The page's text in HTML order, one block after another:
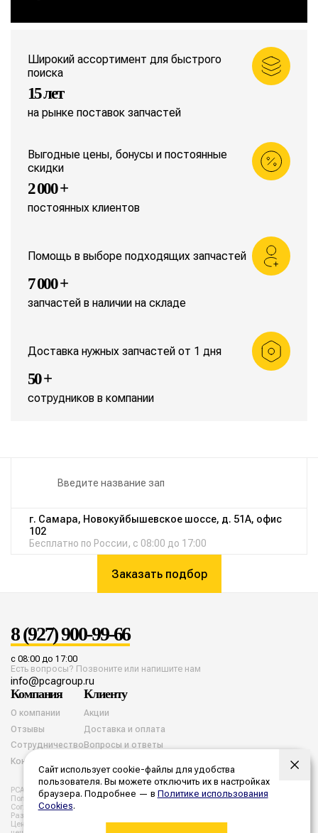
Широкий ассортимент для быстрого
поиска
15 лет
на рынке поставок запчастей
Выгодные цены, бонусы и постоянные
скидки
2 000 +
постоянных клиентов
Помощь в выборе подходящих запчастей
7 000 +
запчастей в наличии на складе
Доставка нужных запчастей от 1 дня
50 +
сотрудников в компании
г. Самара, Новокуйбышевское шоссе, д. 51А, офис
102
Бесплатно по России, с 08:00 до 17:00
Заказать подбор
8 (927) 900-99-66
с 08:00 до 17:00
Есть вопросы? Позвоните или напишите нам
info@pcagroup.ru
Компания
О компании
Отзывы
Сотрудничество
Контакты
Клиенту
Акции
Доставка и оплата
Вопросы и ответы
PCA group. Все права защищены. 2026 год.
Политика конфиденциальности Согласие на обработку cookies
Согласие на обработку персональных данных
Разработка и продвижение
Цены, указанные на сайте не являются публичной офертой. Все
Сайт использует cookie-файлы для удобства
пользователя. Вы можете отключить их в настройках
браузера. Подробнее — в Политике использования
Cookies.